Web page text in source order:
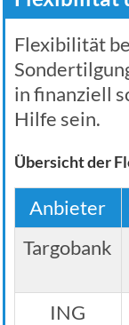
Flexibilität
in finanziell
Hilfe sein.
Übersicht der
Anbieter
Targobank
ING